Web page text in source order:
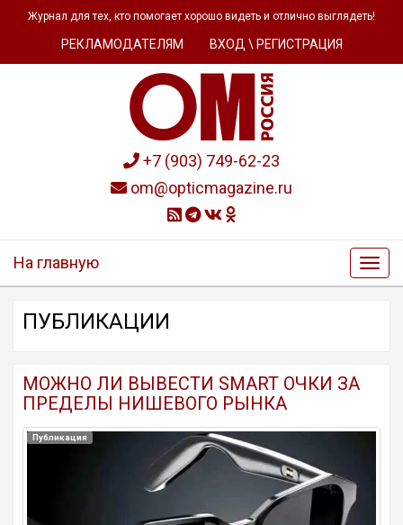
Журнал для тех, кто помогает хорошо видеть и отлично выглядеть!
РЕКЛАМОДАТЕЛЯМ ВХОД \ РЕГИСТРАЦИЯ
+7 (903) 749-62-23
om@opticmagazine.ru
На главную
ПУБЛИКАЦИИ
МОЖНО ЛИ ВЫВЕСТИ SMART ОЧКИ ЗА
ПРЕДЕЛЫ НИШЕВОГО РЫНКА
Публикация